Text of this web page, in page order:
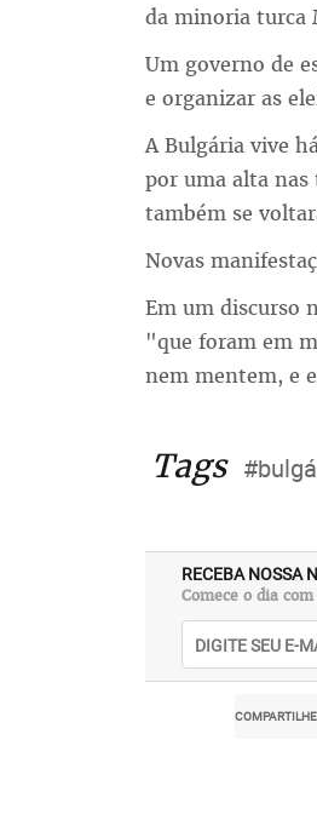
da minoria turca
Um governo de
e organizar as
A Bulgária vive
por uma alta nas
também se
Novas
Em um discurso
"que foram em
nem mentem, e
Tags
RECEBA NOSSA
Comece o dia
COMPARTILHE